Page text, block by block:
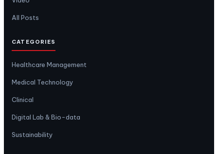
All Posts
CATEGORIES
Healthcare Management
Medical Technology
Clinical
Digital Lab & Bio-data
Sustainability